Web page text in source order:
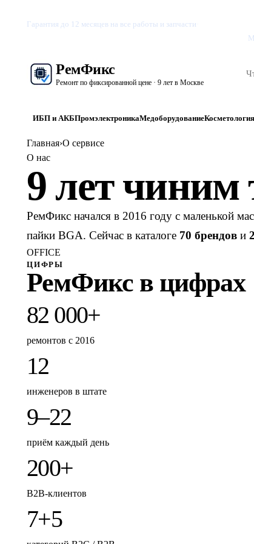
Гарантия до 12 месяцев на все работы и запчасти
РемФикс
Ремонт по фиксированной цене · 9 лет в Москве
ИБП и АКБПромэлектроникаМедоборудованиеКосметология
Главная›О сервисе
О нас
9 лет чиним
РемФикс начался в 2016 году с маленькой
пайки BGA. Сейчас в каталоге 70 брендов и
OFFICE
ЦИФРЫ
РемФикс в цифрах
82 000+
ремонтов с 2016
12
инженеров в штате
9–22
приём каждый день
200+
B2B-клиентов
7+5